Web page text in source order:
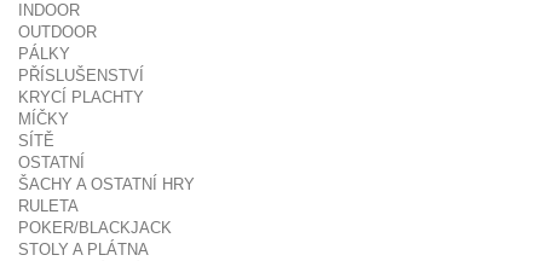
INDOOR
OUTDOOR
PÁLKY
PŘÍSLUŠENSTVÍ
KRYCÍ PLACHTY
MÍČKY
SÍTĚ
OSTATNÍ
ŠACHY A OSTATNÍ HRY
RULETA
POKER/BLACKJACK
STOLY A PLÁTNA